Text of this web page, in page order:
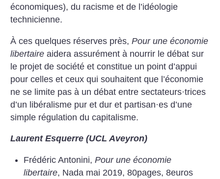
économiques), du racisme et de l’idéologie
technicienne.
À ces quelques réserves près,Pour une économie
libertaire aidera assurément à nourrir le débat sur
le projet de société et constitue un point d’appui
pour celles et ceux qui souhaitent que l’économie
ne se limite pas à un débat entre sectateurs·trices
d’un libéralisme pur et dur et partisan·es d’une
simple régulation du capitalisme.
Laurent Esquerre (UCL Aveyron)
Frédéric Antonini, Pour une économie
libertaire, Nada mai 2019, 80pages, 8euros